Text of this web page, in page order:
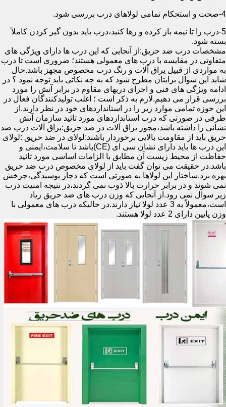
4-صحت و استحکام تمامی لولاهای درب بررسی شود.
5-درب را تا نیمه باز کرده و رها کنید،درب باید بدون گیر کردن کاملاً
بسته شود.
مشخصات درب ضد حریق:از آنجایی که این درب ها دارای ویژگی های
متفاوتی در مقایسه با درب های معمولی هستند؛ ضروری است تا درب
به مواردی از قبیل یراق آلات و رنگ درب مخصوص مجهز باشد.حال
شاید این سوال برایتان مطرح شود که به چه نکاتی باید توجه نمود ؟ در
ادامه ویژگی های فنی و اجزای دربهای مقاوم در برابر آتش را مورد
بررسی قرار می دهیم.لازم به ذکر است ؛ اغلب تولیدکنندگان فعال در
این حوزه تمامی موارد زیر را در استانداردهای خود در نظر دارند.از
طرفی در صورتی که درب استانداردهای مورد تائید سازمان آتش
نشانی را داشته باشد،مجوز یراق آلات در ضد حریق:یراق آلات درب ضد
حریق باید از مقاومت بالایی برخوردار باشند:لولای در ضد حریق :لولای
این درب ها باید دارای نشان سی ای (CE)باشد تا سلامت،ایمنی و
حفاظت از محیط زیست آن مطابق با الزامات اساسی مورد تائید
باشد.در حقیقت می توان گفت باید از لولای مخصوص درب ضد حریق
بهره برد.ساختار این لولاها به صورتی است که دچار پوسیدگی،چرخش
نمی شوند و در برابر حرارت بالا ذوب نمی گردند،در نتیجه امنیت درب
زیر سوال نمی رود.از آنجایی که وزن درب های ضد حریق زیاد
است،معمولاً به 3 عدد لولا نیاز دارند.در حالیکه درب های معمولی با
وزن پایین دارای 2 عدد لولا هستند.